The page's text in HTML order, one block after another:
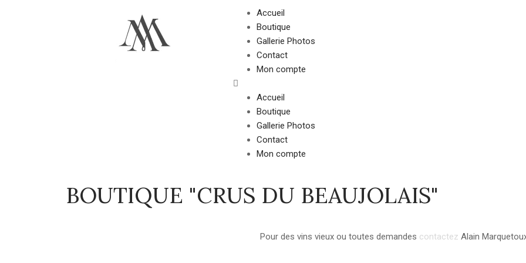
Accueil
Boutique
Gallerie Photos
Contact
Mon compte
Accueil
Boutique
Gallerie Photos
Contact
Mon compte
BOUTIQUE "CRUS DU BEAUJOLAIS"
Pour des vins vieux ou toutes demandes contactez Alain